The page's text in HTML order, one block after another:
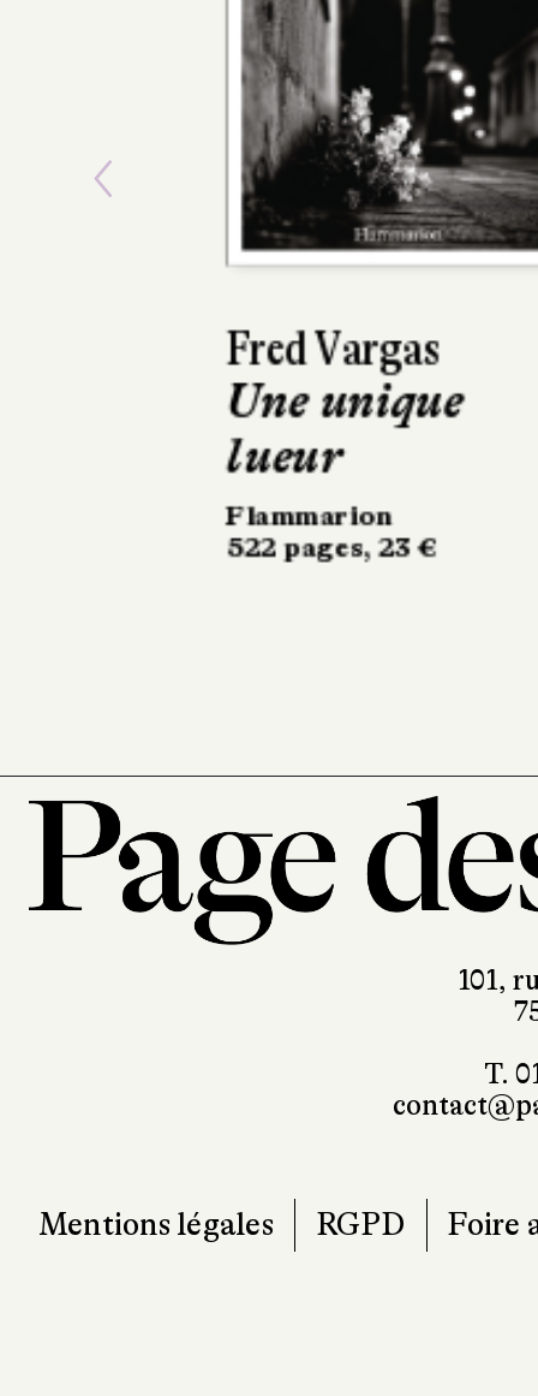
Jussi Adler
Line Holm, Stine
Bolther
Les morts ne
chantent pas
Previous
101,
T.
Mentions légales RGPD Foire